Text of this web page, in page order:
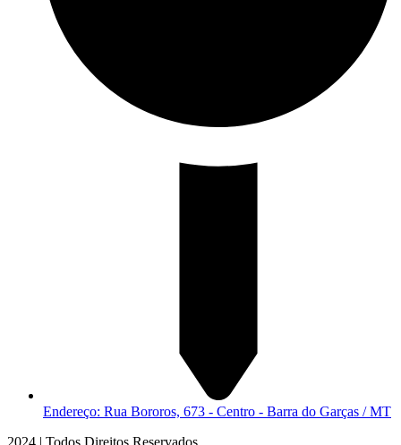
Endereço: Rua Bororos, 673 - Centro - Barra do Garças / MT
2024 | Todos Direitos Reservados